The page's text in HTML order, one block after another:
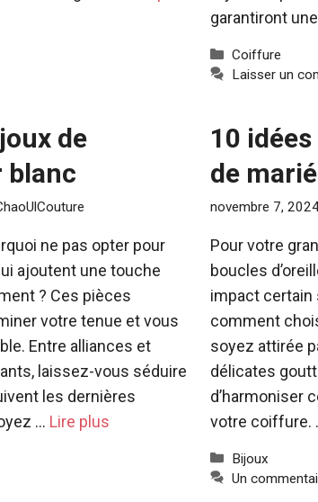
garantiront
Catégories
Coiffure
Laisser un
de
blanc
ne pas opter pour
ajoutent une touche
? Ces pièces
votre tenue et vous
Entre alliances et
laissez-vous séduire
les dernières
… Lire plus
10
de
novembre 7,
Pour votre
boucles
impact certain
comment
soyez attirée
délicates
d’harmoniser
votre coiffure.
Catégories
Bijoux
Un